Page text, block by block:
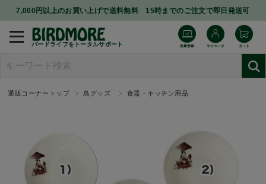
7,000円以上のお買い上げで送料無料 15時までのご注文で即日発送可
バードライフをトータルサポート
通販コーナートップ 鳥グッズ 食器・キッチン用品